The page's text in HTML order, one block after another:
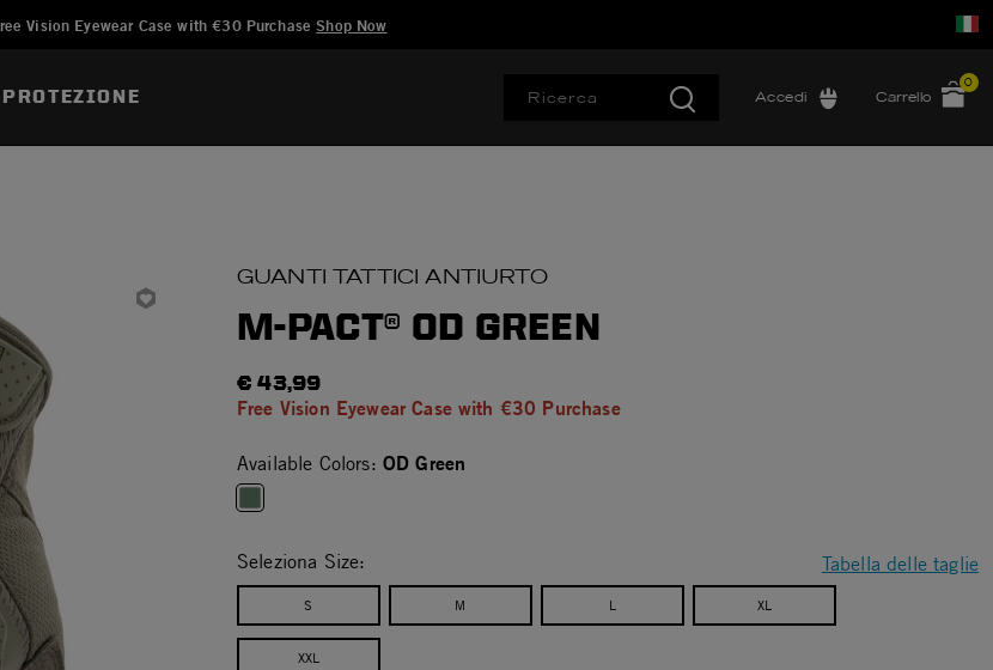
Vision Eyewear Case with €30 PurchaseShop Now
PROTEZIONE Accedi Carrello
0
GUANTI TATTICI ANTIURTO
M-PACT® OD GREEN
€ 43,99
Free Vision Eyewear Case with €30 Purchase
Available Colors: OD Green
Tabella delle taglie
Seleziona Size:
S M L XL
XXL
Aggiunto a Gestisci Lista dei Desideri